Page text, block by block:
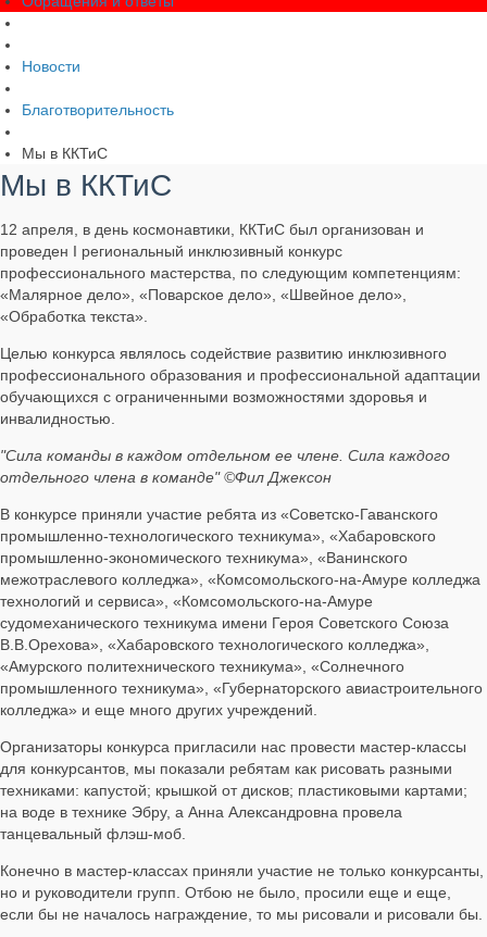
Новости
Благотворительность
Мы в ККТиС
Мы в ККТиС
12 апреля, в день космонавтики, ККТиС был организован и
проведен I региональный инклюзивный конкурс
профессионального мастерства, по следующим компетенциям:
«Малярное дело», «Поварское дело», «Швейное дело»,
«Обработка текста».
Целью конкурса являлось содействие развитию инклюзивного
профессионального образования и профессиональной адаптации
обучающихся с ограниченными возможностями здоровья и
инвалидностью.
"Сила команды в каждом отдельном ее члене. Сила каждого
отдельного члена в команде" ©Фил Джексон
В конкурсе приняли участие ребята из «Советско-Гаванского
промышленно-технологического техникума», «Хабаровского
промышленно-экономического техникума», «Ванинского
межотраслевого колледжа», «Комсомольского-на-Амуре колледжа
технологий и сервиса», «Комсомольского-на-Амуре
судомеханического техникума имени Героя Советского Союза
В.В.Орехова», «Хабаровского технологического колледжа»,
«Амурского политехнического техникума», «Солнечного
промышленного техникума», «Губернаторского авиастроительного
колледжа» и еще много других учреждений.
Организаторы конкурса пригласили нас провести мастер-классы
для конкурсантов, мы показали ребятам как рисовать разными
техниками: капустой; крышкой от дисков; пластиковыми картами;
на воде в технике Эбру, а Анна Александровна провела
танцевальный флэш-моб.
Конечно в мастер-классах приняли участие не только конкурсанты,
но и руководители групп. Отбою не было, просили еще и еще,
если бы не началось награждение, то мы рисовали и рисовали бы.